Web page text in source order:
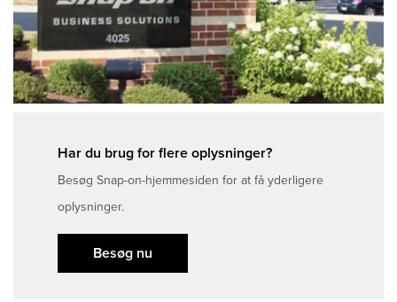
Har du brug for flere oplysninger?
Besøg Snap-on-hjemmesiden for at få yderligere
oplysninger.
Besøg nu